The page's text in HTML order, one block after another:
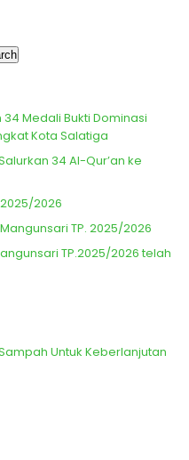
Medali Bukti Dominasi
Kota Salatiga
34 Al-Qur’an ke
2025/2026
TP. 2025/2026
TP.2025/2026 telah
Untuk Keberlanjutan